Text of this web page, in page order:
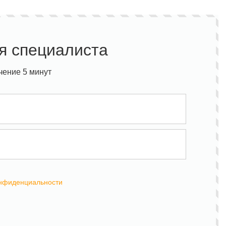
специалиста
5 минут